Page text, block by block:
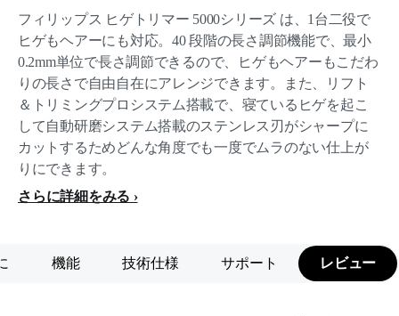
フィリップス ヒゲトリマー 5000シリーズ は、1台二役で
ヒゲもヘアーにも対応。40 段階の長さ調節機能で、最小
0.2mm単位で長さ調節できるので、ヒゲもヘアーもこだわ
りの長さで自由自在にアレンジできます。また、リフト
＆トリミングプロシステム搭載で、寝ているヒゲを起こ
して自動研磨システム搭載のステンレス刃がシャープに
カットするためどんな角度でも一度でムラのない仕上が
りにできます。
さらに詳細をみる
機能 技術仕様 サポート レビュー